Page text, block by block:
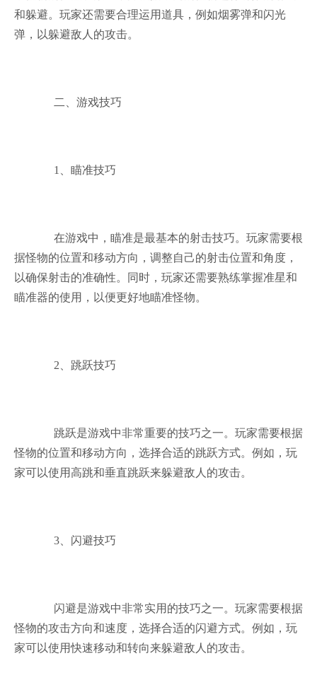
和躲避。玩家还需要合理运用道具，例如烟雾弹和闪光
弹，以躲避敌人的攻击。
二、游戏技巧
1、瞄准技巧
在游戏中，瞄准是最基本的射击技巧。玩家需要根
据怪物的位置和移动方向，调整自己的射击位置和角度，
以确保射击的准确性。同时，玩家还需要熟练掌握准星和
瞄准器的使用，以便更好地瞄准怪物。
2、跳跃技巧
跳跃是游戏中非常重要的技巧之一。玩家需要根据
怪物的位置和移动方向，选择合适的跳跃方式。例如，玩
家可以使用高跳和垂直跳跃来躲避敌人的攻击。
3、闪避技巧
闪避是游戏中非常实用的技巧之一。玩家需要根据
怪物的攻击方向和速度，选择合适的闪避方式。例如，玩
家可以使用快速移动和转向来躲避敌人的攻击。